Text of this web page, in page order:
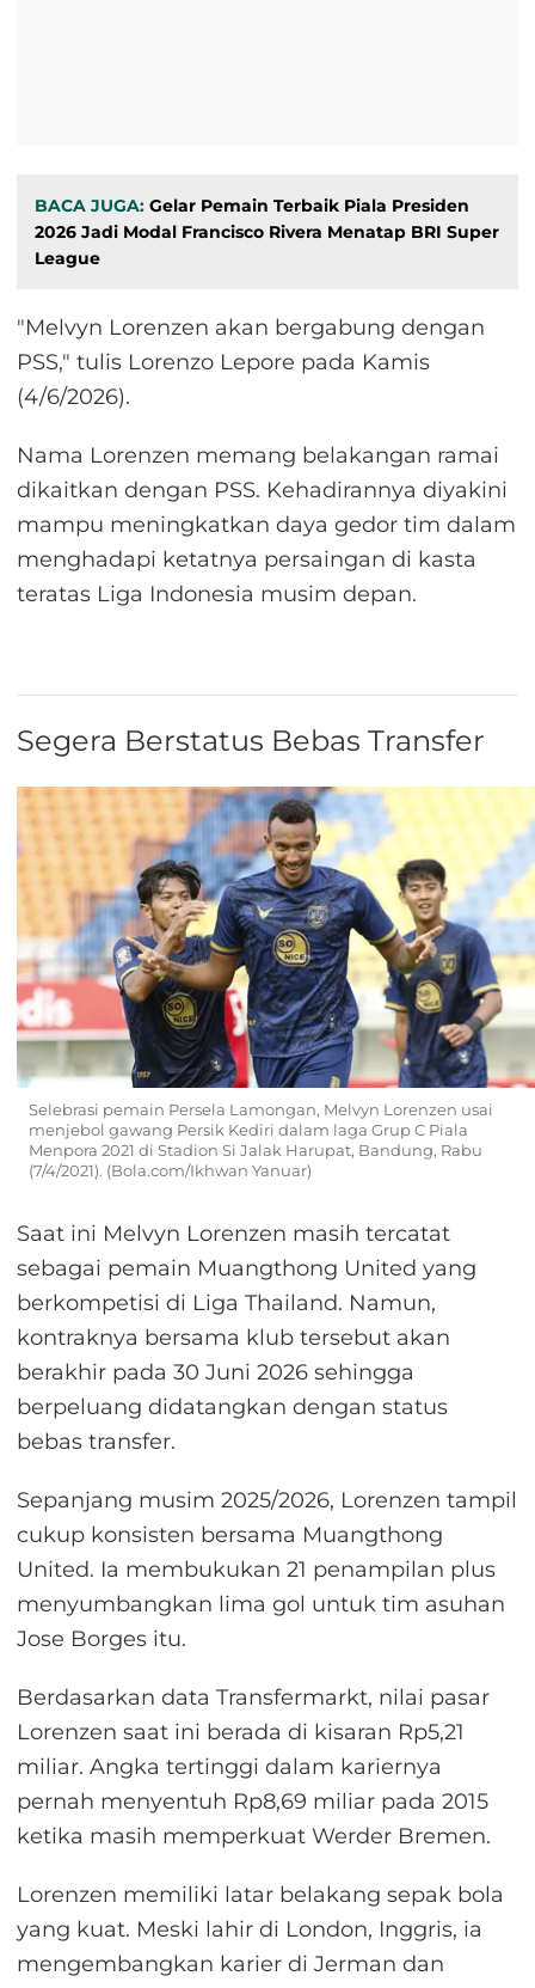
BACA JUGA: Gelar Pemain Terbaik Piala Presiden
2026 Jadi Modal Francisco Rivera Menatap BRI Super
League
"Melvyn Lorenzen akan bergabung dengan
PSS," tulis Lorenzo Lepore pada Kamis
(4/6/2026).
Nama Lorenzen memang belakangan ramai
dikaitkan dengan PSS. Kehadirannya diyakini
mampu meningkatkan daya gedor tim dalam
menghadapi ketatnya persaingan di kasta
teratas Liga Indonesia musim depan.
Segera Berstatus Bebas Transfer
Selebrasi pemain Persela Lamongan, Melvyn Lorenzen usai
menjebol gawang Persik Kediri dalam laga Grup C Piala
Menpora 2021 di Stadion Si Jalak Harupat, Bandung, Rabu
(7/4/2021). (Bola.com/Ikhwan Yanuar)
Saat ini Melvyn Lorenzen masih tercatat
sebagai pemain Muangthong United yang
berkompetisi di Liga Thailand. Namun,
kontraknya bersama klub tersebut akan
berakhir pada 30 Juni 2026 sehingga
berpeluang didatangkan dengan status
bebas transfer.
Sepanjang musim 2025/2026, Lorenzen tampil
cukup konsisten bersama Muangthong
United. Ia membukukan 21 penampilan plus
menyumbangkan lima gol untuk tim asuhan
Jose Borges itu.
Berdasarkan data Transfermarkt, nilai pasar
Lorenzen saat ini berada di kisaran Rp5,21
miliar. Angka tertinggi dalam kariernya
pernah menyentuh Rp8,69 miliar pada 2015
ketika masih memperkuat Werder Bremen.
Lorenzen memiliki latar belakang sepak bola
yang kuat. Meski lahir di London, Inggris, ia
mengembangkan karier di Jerman dan